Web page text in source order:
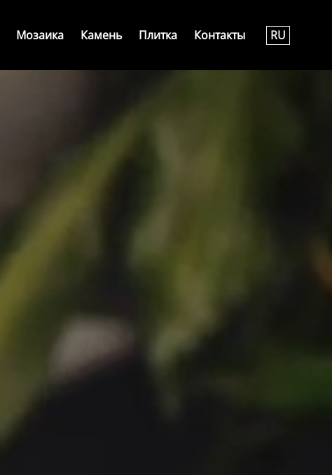
Мозаика Камень Плитка Контакты RU